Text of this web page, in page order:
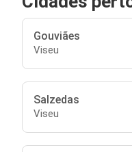
Gouviães
Viseu
Salzedas
Viseu